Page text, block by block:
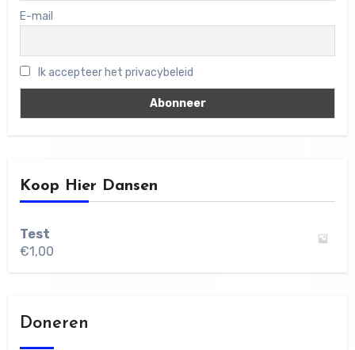
E-mail
Ik accepteer het privacybeleid
Koop Hier Dansen
Test
€1,00
Doneren